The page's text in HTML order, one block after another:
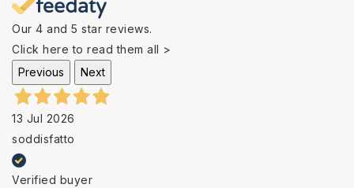
Our 4 and 5 star reviews.
Click here to read them all >
Previous
Next
13 Jul 2026
soddisfatto
Verified buyer